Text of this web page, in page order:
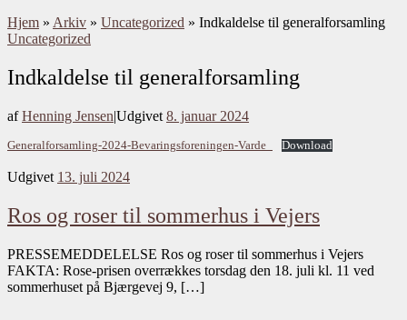
Hjem » Arkiv » Uncategorized » Indkaldelse til generalforsamling
Uncategorized
Indkaldelse til generalforsamling
afHenning Jensen|Udgivet 8. januar 2024
Generalforsamling-2024-Bevaringsforeningen-Varde_ Download
Udgivet 13. juli 2024
Ros og roser til sommerhus i Vejers
PRESSEMEDDELELSE Ros og roser til sommerhus i Vejers
FAKTA: Rose-prisen overrækkes torsdag den 18. juli kl. 11 ved
sommerhuset på Bjærgevej 9, […]